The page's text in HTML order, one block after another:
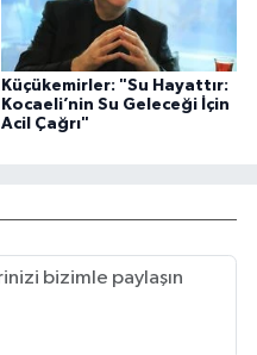
Küçükemirler: "Su Hayattır:
Kocaeli’nin Su Geleceği İçin
Acil Çağrı"